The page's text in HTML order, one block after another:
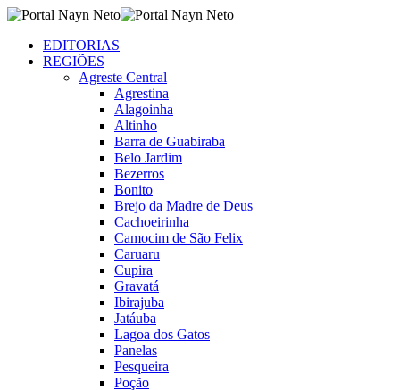
EDITORIAS
REGIÕES
Agreste Central
Agrestina
Alagoinha
Altinho
Barra de Guabiraba
Belo Jardim
Bezerros
Bonito
Brejo da Madre de Deus
Cachoeirinha
Camocim de São Felix
Caruaru
Cupira
Gravatá
Ibirajuba
Jatáuba
Lagoa dos Gatos
Panelas
Pesqueira
Poção